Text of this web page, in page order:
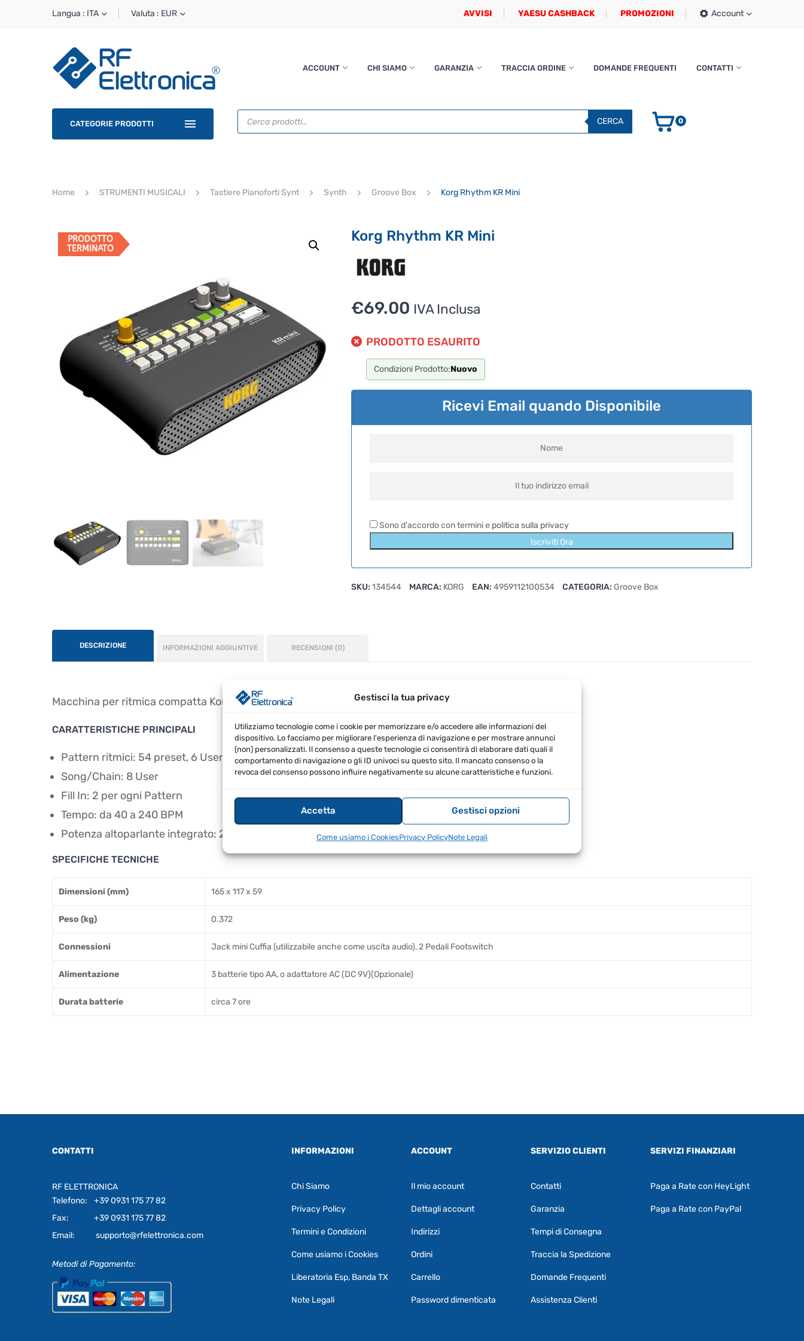
Gestisci la tua privacy
Utilizziamo tecnologie come i cookie per memorizzare e/o accedere alle informazioni del
dispositivo. Lo facciamo per migliorare l'esperienza di navigazione e per mostrare annunci
(non) personalizzati. Il consenso a queste tecnologie ci consentirà di elaborare dati quali il
comportamento di navigazione o gli ID univoci su questo sito. Il mancato consenso o la
revoca del consenso possono influire negativamente su alcune caratteristiche e funzioni.
Accetta Gestisci opzioni
Come usiamo i CookiesPrivacy PolicyNote Legali
Langua : ITA Valuta : EUR AVVISI YAESU CASHBACK PROMOZIONI Account
ACCOUNT CHI SIAMO GARANZIA TRACCIA ORDINE DOMANDE FREQUENTI CONTATTI
CATEGORIE PRODOTTI
Ricerca
prodotti
CERCA 0
Home STRUMENTI MUSICALI Tastiere Pianoforti Synt Synth Groove Box Korg Rhythm KR Mini
PRODOTTO
TERMINATO
Korg Rhythm KR Mini
€69.00 IVA Inclusa
PRODOTTO ESAURITO
Condizioni Prodotto:Nuovo
Ricevi Email quando Disponibile
Sono d'accordo con termini e politica sulla privacy
Iscriviti Ora
SKU: 134544 MARCA: KORG EAN: 4959112100534 CATEGORIA: Groove Box
DESCRIZIONE INFORMAZIONI AGGIUNTIVE RECENSIONI (0)
Macchina per ritmica compatta Korg Rhythm KR Mini
CARATTERISTICHE PRINCIPALI
Pattern ritmici: 54 preset, 6 User
Song/Chain: 8 User
Fill In: 2 per ogni Pattern
Tempo: da 40 a 240 BPM
Potenza altoparlante integrato: 2W
SPECIFICHE TECNICHE
Dimensioni (mm) 165 x 117 x 59
Peso (kg) 0.372
Connessioni Jack mini Cuffia (utilizzabile anche come uscita audio), 2 Pedali Footswitch
Alimentazione 3 batterie tipo AA, o adattatore AC (DC 9V)(Opzionale)
Durata batterie circa 7 ore
CONTATTI
RF ELETTRONICA
Telefono:
+39 0931 175 77 82
Fax:
+39 0931 175 77 82
Email:
supporto@rfelettronica.com
Metodi di Pagamento:
INFORMAZIONI
Chi Siamo
Privacy Policy
Termini e Condizioni
Come usiamo i Cookies
Liberatoria Esp, Banda TX
Note Legali
ACCOUNT
Il mio account
Dettagli account
Indirizzi
Ordini
Carrello
Password dimenticata
SERVIZIO CLIENTI
Contatti
Garanzia
Tempi di Consegna
Traccia la Spedizione
Domande Frequenti
Assistenza Clienti
SERVIZI FINANZIARI
Paga a Rate con HeyLight
Paga a Rate con PayPal
RF Assist
Puoi chiedermi informazioni generali o
specifiche su certi prodotti.
prodotto